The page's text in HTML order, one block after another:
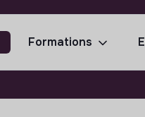
Formations